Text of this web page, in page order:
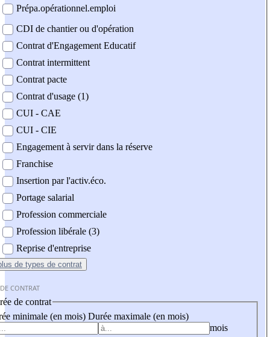
Prépa.opérationnel.emploi
CDI de chantier ou d'opération
Contrat d'Engagement Educatif
Contrat intermittent
Contrat pacte
Contrat d'usage (1)
CUI - CAE
CUI - CIE
Engagement à servir dans la réserve
Franchise
Insertion par l'activ.éco.
Portage salarial
Profession commerciale
Profession libérale (3)
Reprise d'entreprise
de types de contrat
CONTRAT
de contrat
minimale (en mois) Durée maximale (en mois)
mois